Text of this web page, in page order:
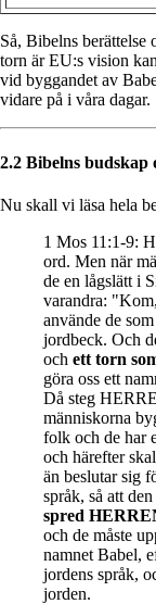
Så, Bibelns
torn är EU:s vision
vid byggandet av
vidare på i våra dagar.
2.2 Bibelns budskap
Nu skall vi läsa hela
1 Mos 11:1-9:
ord. Men när
de en lågslätt i
varandra:
använde de
jordbeck. Och
och ett torn
göra oss ett
Då steg
människorna
folk och de har
och härefter
än beslutar sig
språk, så att
spred
och de måste
namnet Babel,
jordens språk,
jorden.